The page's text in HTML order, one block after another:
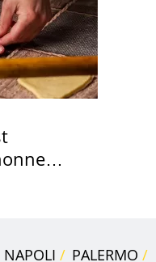
NAPOLI
PALERMO